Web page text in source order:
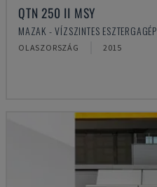
QTN 250 II MSY
MAZAK - VÍZSZINTES ESZTERGAGÉP
OLASZORSZÁG 2015